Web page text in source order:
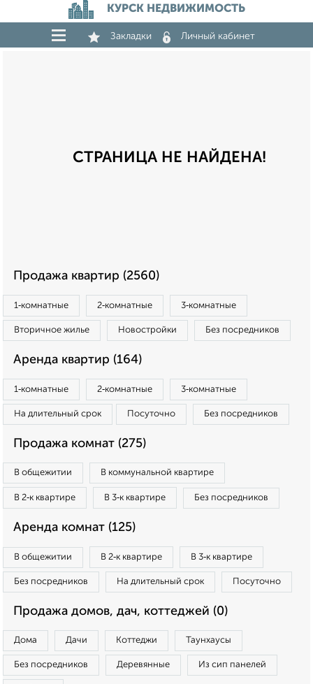
КУРСК НЕДВИЖИМОСТЬ
Закладки Личный кабинет
СТРАНИЦА НЕ НАЙДЕНА!
Продажа квартир (2560)
1‑комнатные 2‑комнатные 3‑комнатные
Вторичное жилье Новостройки Без посредников
Аренда квартир (164)
1‑комнатные 2‑комнатные 3‑комнатные
На длительный срок Посуточно Без посредников
Продажа комнат (275)
В общежитии В коммунальной квартире
В 2‑к квартире В 3‑к квартире Без посредников
Аренда комнат (125)
В общежитии В 2‑к квартире В 3‑к квартире
Без посредников На длительный срок Посуточно
Продажа домов, дач, коттеджей (0)
Дома Дачи Коттеджи Таунхаусы
Без посредников Деревянные Из сип панелей